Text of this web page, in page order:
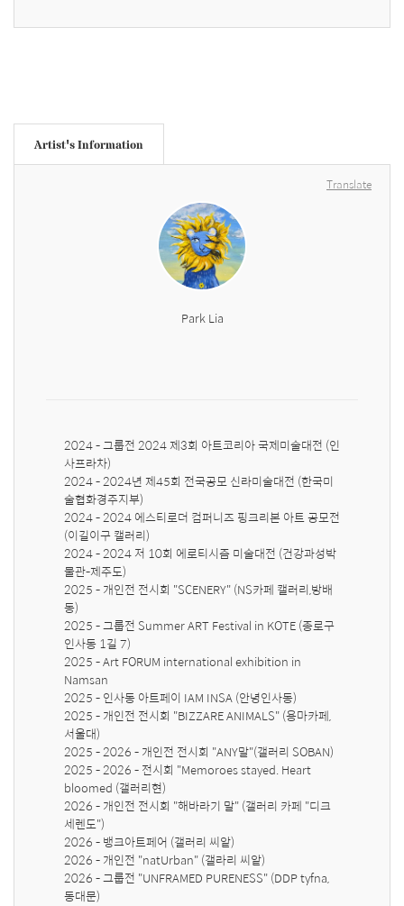
Artist's Information
Translate
Park Lia
2024 - 그룹전 2024 제3회 아트코리아 국제미술대전 (인
사프라차)
2024 - 2024년 제45회 전국공모 신라미술대전 (한국미
술협화경주지부)
2024 - 2024 에스티로더 컴퍼니즈 핑크리본 아트 공모전
(이길이구 캘러리)
2024 - 2024 저 10회 에로티시즘 미술대전 (건강과성박
물관-제주도)
2025 - 개인전 전시회 "SCENERY" (NS카페 캘러리,방배
동)
2025 - 그룹전 Summer ART Festival in KOTE (종로구
인사동 1길 7)
2025 - Art FORUM international exhibition in
Namsan
2025 - 인사동 아트페이 IAM INSA (안녕인사동)
2025 - 개인전 전시회 "BIZZARE ANIMALS" (용마카페,
서울대)
2025 - 2026 - 개인전 전시회 "ANY말"(갤러리 SOBAN)
2025 - 2026 - 전시회 "Memoroes stayed. Heart
bloomed (갤러리현)
2026 - 개인전 전시회 "해바라기 말" (갤러리 카페 "디크
세렌도")
2026 - 뱅크아트페어 (갤러리 씨앝)
2026 - 개인전 "natUrban" (갤라리 씨앝)
2026 - 그룹전 "UNFRAMED PURENESS" (DDP tyfna,
동대문)